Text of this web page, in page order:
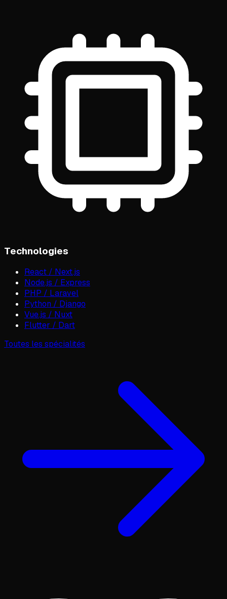
Technologies
React / Next.js
Node.js / Express
PHP / Laravel
Python / Django
Vue.js / Nuxt
Flutter / Dart
Toutes les spécialités